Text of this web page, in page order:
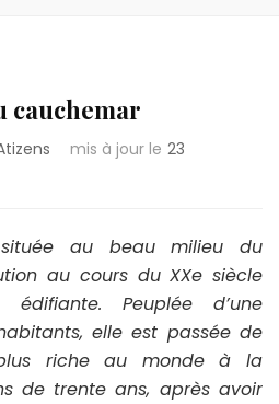
cauchemar
mis à jour le 23
au beau milieu du
au cours du XXe siècle
édifiante. Peuplée d’une
elle est passée de
riche au monde à la
de trente ans, après avoir